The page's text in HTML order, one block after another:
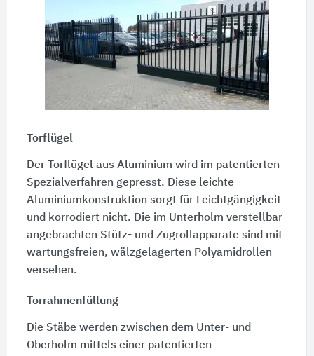
Torflügel
Der Torflügel aus Aluminium wird im patentierten
Spezialverfahren gepresst. Diese leichte
Aluminiumkonstruktion sorgt für Leichtgängigkeit
und korrodiert nicht. Die im Unterholm verstellbar
angebrachten Stütz- und Zugrollapparate sind mit
wartungsfreien, wälzgelagerten Polyamidrollen
versehen.
Torrahmenfüllung
Die Stäbe werden zwischen dem Unter- und
Oberholm mittels einer patentierten